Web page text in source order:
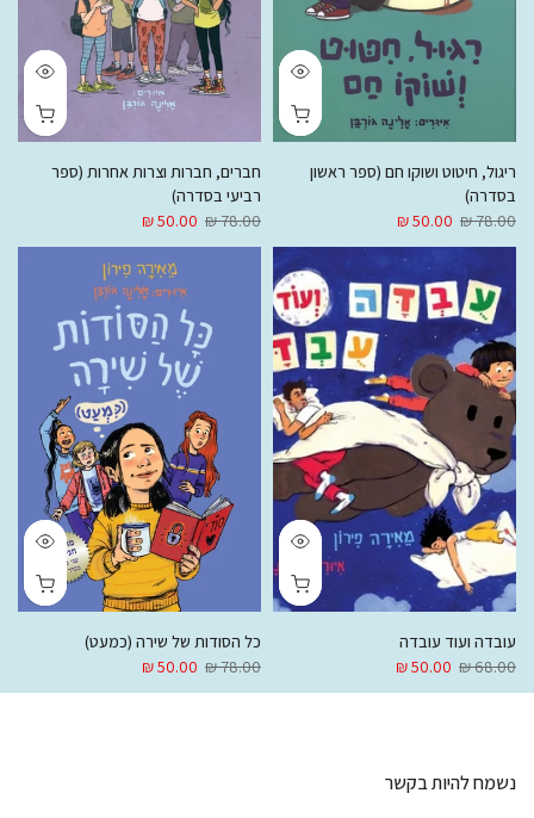
ריגול, חיטוט ושוקו חם (ספר ראשון
בסדרה)
78.00 ₪
50.00 ₪
חברים, חברות וצרות אחרות (ספר
רביעי בסדרה)
78.00 ₪
50.00 ₪
עובדה ועוד עובדה
68.00 ₪
50.00 ₪
כל הסודות של שירה (כמעט)
78.00 ₪
50.00 ₪
נשמח להיות בקשר